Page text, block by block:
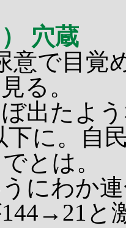
穴蔵
で目覚
る。
出たよう
下に。自
とは。
にわか
と